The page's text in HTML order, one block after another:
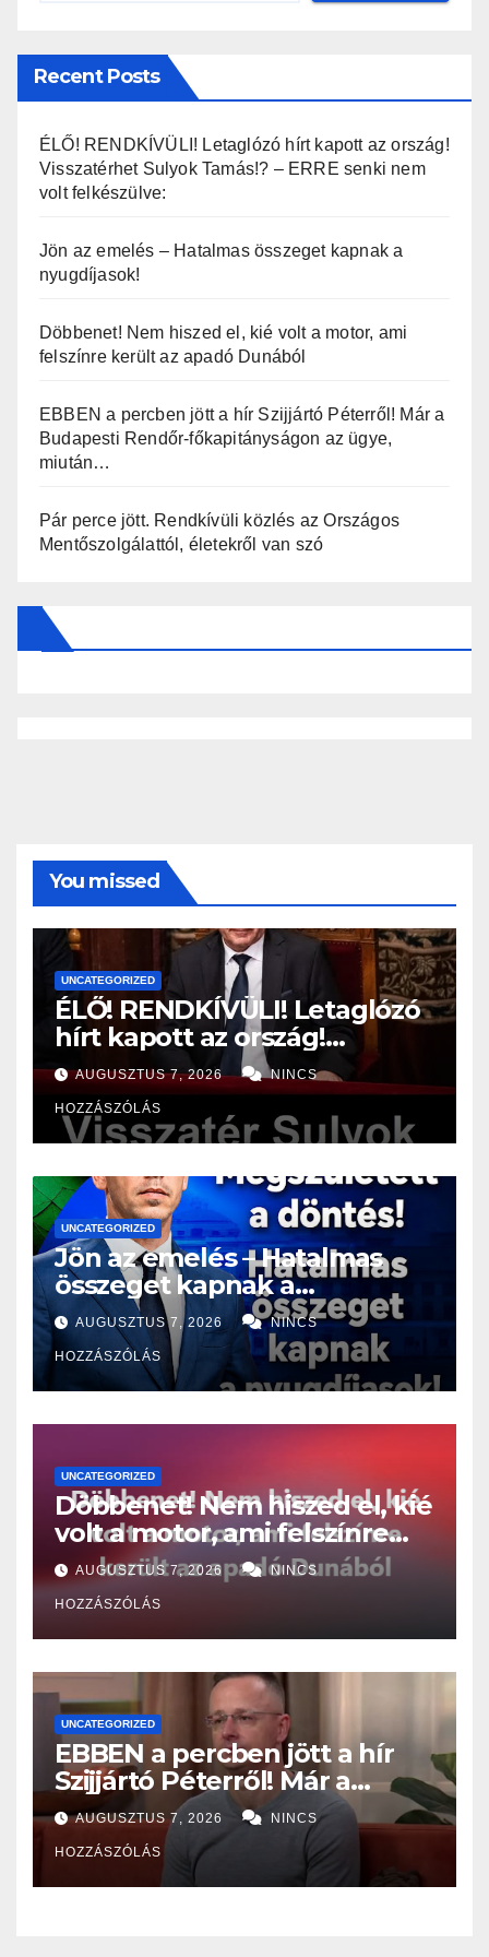
Recent Posts
ÉLŐ! RENDKÍVÜLI! Letaglózó hírt kapott az ország!
Visszatérhet Sulyok Tamás!? – ERRE senki nem
volt felkészülve:
Jön az emelés – Hatalmas összeget kapnak a
nyugdíjasok!
Döbbenet! Nem hiszed el, kié volt a motor, ami
felszínre került az apadó Dunából
EBBEN a percben jött a hír Szijjártó Péterről! Már a
Budapesti Rendőr-főkapitányságon az ügye,
miután…
Pár perce jött. Rendkívüli közlés az Országos
Mentőszolgálattól, életekről van szó
You missed
UNCATEGORIZED
ÉLŐ! RENDKÍVÜLI! Letaglózó
hírt kapott az ország!
Visszatérhet Sulyok Tamás!?
– ERRE senki nem volt
felkészülve:
AUGUSZTUS 7, 2026 NINCS
HOZZÁSZÓLÁS
UNCATEGORIZED
Jön az emelés – Hatalmas
összeget kapnak a
nyugdíjasok!
AUGUSZTUS 7, 2026 NINCS
HOZZÁSZÓLÁS
UNCATEGORIZED
Döbbenet! Nem hiszed el, kié
volt a motor, ami felszínre
került az apadó Dunából
AUGUSZTUS 7, 2026 NINCS
HOZZÁSZÓLÁS
UNCATEGORIZED
EBBEN a percben jött a hír
Szijjártó Péterről! Már a
Budapesti Rendőr-
főkapitányságon az ügye,
miután…
AUGUSZTUS 7, 2026 NINCS
HOZZÁSZÓLÁS